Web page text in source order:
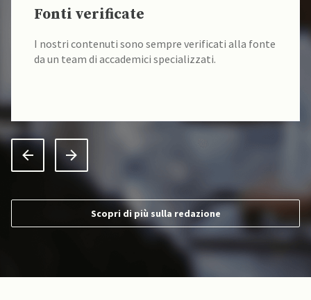
Fonti verificate
I nostri contenuti sono sempre verificati alla fonte
da un team di accademici specializzati.
Scopri di più sulla redazione